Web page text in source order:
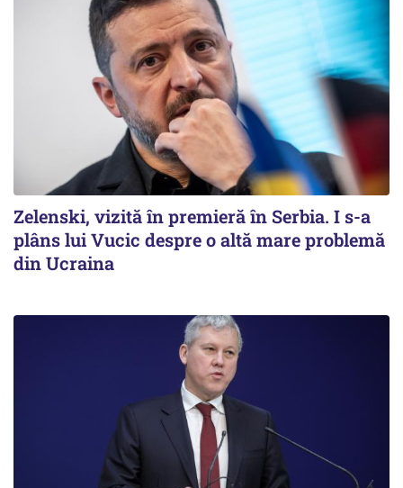
Zelenski, vizită în premieră în Serbia. I s-a
plâns lui Vucic despre o altă mare problemă
din Ucraina